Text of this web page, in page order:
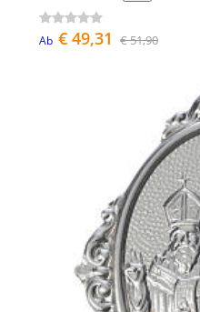
Ab € 49,31 € 51,90